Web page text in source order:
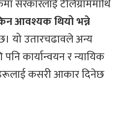
सरकारलाई टेलिग्राममाथि
आवश्यक थियो भन्ने
यो उतारचढावले अन्य
कार्यान्वयन र न्यायिक
कसरी आकार दिनेछ